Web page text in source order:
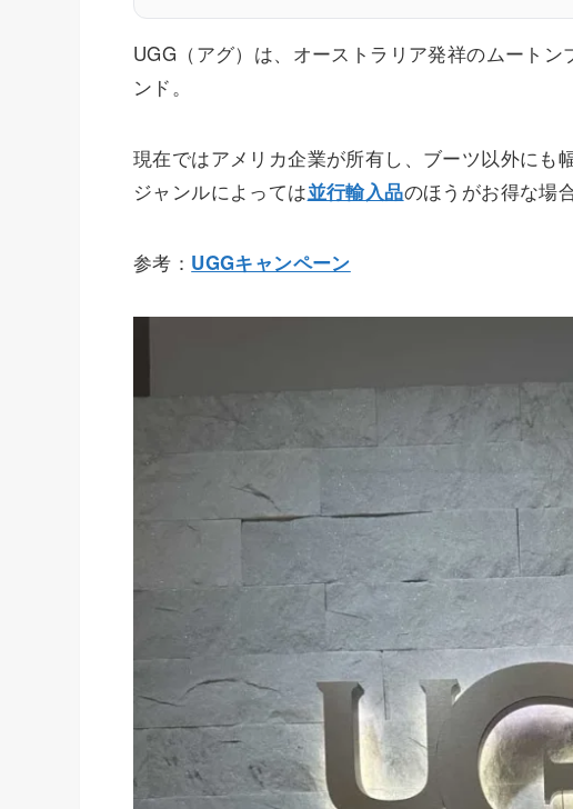
UGG（アグ）は、オーストラリア発祥のムート
ンド。
現在ではアメリカ企業が所有し、ブーツ以外にも
ジャンルによっては並行輸入品のほうがお得な場
参考： UGGキャンペーン